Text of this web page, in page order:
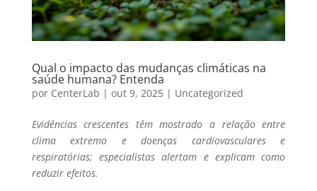
Qual o impacto das mudanças climáticas na
saúde humana? Entenda
por CenterLab | out 9, 2025| Uncategorized
Evidências crescentes têm mostrado a relação entre
clima extremo e doenças cardiovasculares e
respiratórias; especialistas alertam e explicam como
reduzir efeitos.